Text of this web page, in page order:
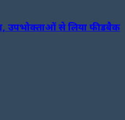
उपभोक्ताओं से लिया फीडबैक